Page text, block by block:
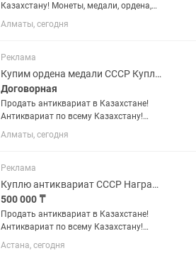
Казахстану! Монеты, медали, ордена,
значки, статуэтки, иконы и многое
другое! Если Вам нужно выгодно и
предлагаем воспользоваться
нашими...
Алматы, сегодня
Реклама
Купим ордена медали СССР Куплю нагрудные знаки
Договорная
Продать антиквариат в Казахстане!
Антиквариат по всему Казахстану!
Скупка. Монеты, медали, значки,
статуэтки, иконы и многое другое! Если
антиквариат предлагаем...
Алматы, сегодня
Реклама
Куплю антиквариат СССР Награды Ордена и медали Знаки! Старые вещи СССР
500 000 ₸
Продать антиквариат в Казахстане!
Антиквариат по всему Казахстану!
Скупка. Монеты, медали, значки,
статуэтки, иконы и многое другое! Если
Астана, сегодня